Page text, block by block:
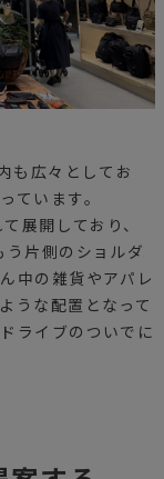
も広々としてお
ています。
展開しており、
片側のショルダ
中の雑貨やアパレ
うな配置となって
ライブのついでに